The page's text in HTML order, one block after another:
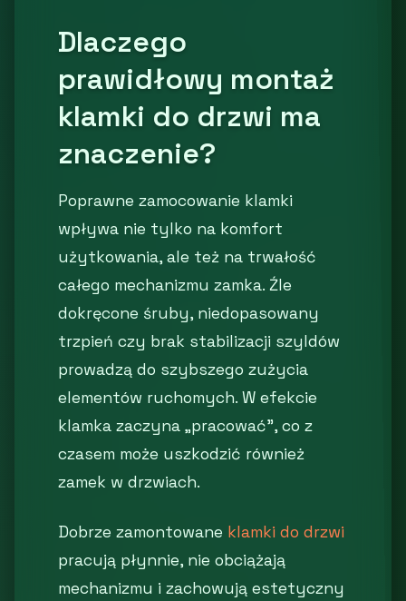
Dlaczego
prawidłowy montaż
klamki do drzwi ma
znaczenie?
Poprawne zamocowanie klamki
wpływa nie tylko na komfort
użytkowania, ale też na trwałość
całego mechanizmu zamka. Źle
dokręcone śruby, niedopasowany
trzpień czy brak stabilizacji szyldów
prowadzą do szybszego zużycia
elementów ruchomych. W efekcie
klamka zaczyna „pracować”, co z
czasem może uszkodzić również
zamek w drzwiach.
Dobrze zamontowane klamki do drzwi
pracują płynnie, nie obciążają
mechanizmu i zachowują estetyczny